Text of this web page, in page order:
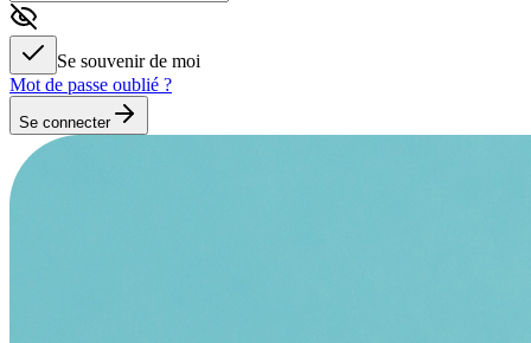
Se souvenir de moi
Mot de passe oublié ?
Se connecter